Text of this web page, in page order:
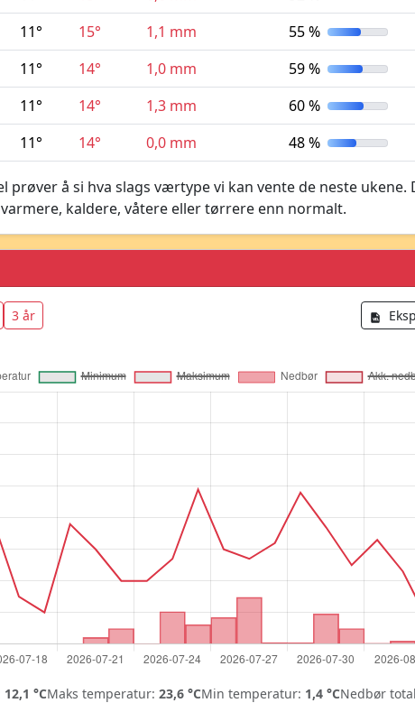
11° 15° 1,1 mm 55 %
11° 14° 1,0 mm 59 %
11° 14° 1,3 mm 60 %
11° 14° 0,0 mm 48 %
å si hva slags værtype vi kan vente de neste ukene.
kaldere, våtere eller tørrere enn normalt.
3 år
12,1 °CMaks temperatur: 23,6 °CMin temperatur: 1,4 °CNedbør